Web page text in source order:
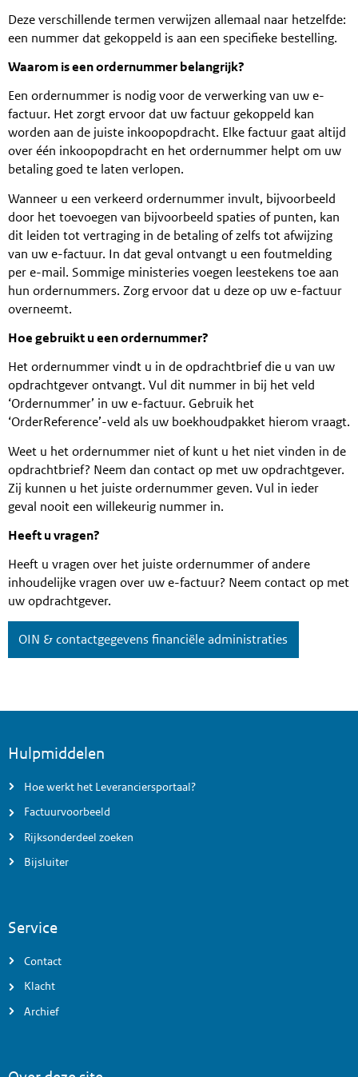
Deze verschillende termen verwijzen allemaal naar hetzelfde:
een nummer dat gekoppeld is aan een specifieke bestelling.
Waarom is een ordernummer belangrijk?
Een ordernummer is nodig voor de verwerking van uw e-
factuur. Het zorgt ervoor dat uw factuur gekoppeld kan
worden aan de juiste inkoopopdracht. Elke factuur gaat altijd
over één inkoopopdracht en het ordernummer helpt om uw
betaling goed te laten verlopen.
Wanneer u een verkeerd ordernummer invult, bijvoorbeeld
door het toevoegen van bijvoorbeeld spaties of punten, kan
dit leiden tot vertraging in de betaling of zelfs tot afwijzing
van uw e-factuur. In dat geval ontvangt u een foutmelding
per e-mail. Sommige ministeries voegen leestekens toe aan
hun ordernummers. Zorg ervoor dat u deze op uw e-factuur
overneemt.
Hoe gebruikt u een ordernummer?
Het ordernummer vindt u in de opdrachtbrief die u van uw
opdrachtgever ontvangt. Vul dit nummer in bij het veld
‘Ordernummer’ in uw e-factuur. Gebruik het
‘OrderReference’-veld als uw boekhoudpakket hierom vraagt.
Weet u het ordernummer niet of kunt u het niet vinden in de
opdrachtbrief? Neem dan contact op met uw opdrachtgever.
Zij kunnen u het juiste ordernummer geven. Vul in ieder
geval nooit een willekeurig nummer in.
Heeft u vragen?
Heeft u vragen over het juiste ordernummer of andere
inhoudelijke vragen over uw e-factuur? Neem contact op met
uw opdrachtgever.
OIN & contactgegevens financiële administraties
Hulpmiddelen
Hoe werkt het Leveranciersportaal?
Factuurvoorbeeld
Rijksonderdeel zoeken
Bijsluiter
Service
Contact
Klacht
Archief